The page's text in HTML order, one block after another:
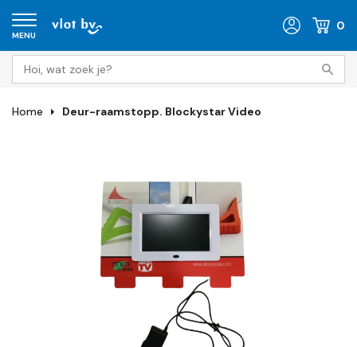
MENU
0
Home Deur-raamstopp. Blockystar Video